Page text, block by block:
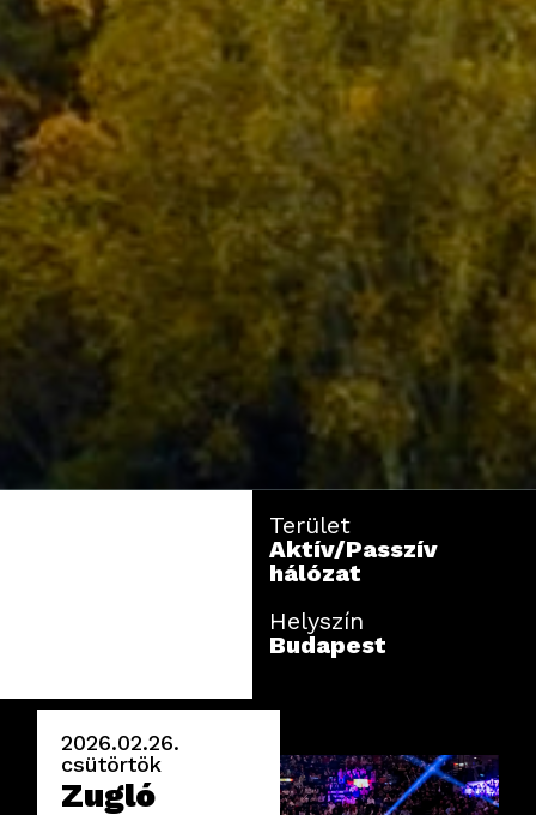
Terület
Aktív/Passzív
hálózat
Helyszín
Budapest
2026.02.26.
csütörtök
Zugló